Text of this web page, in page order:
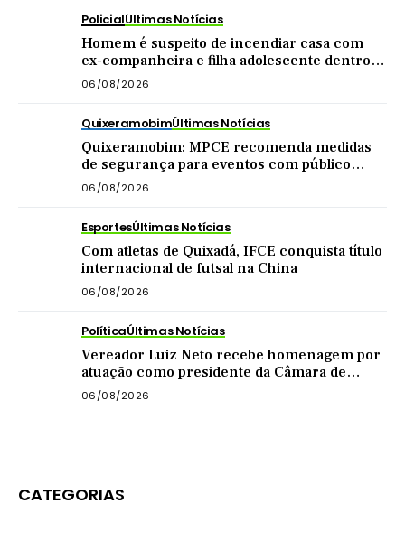
PolicialÚltimas Notícias
Homem é suspeito de incendiar casa com
ex-companheira e filha adolescente dentro
do imóvel
06/08/2026
QuixeramobimÚltimas Notícias
Quixeramobim: MPCE recomenda medidas
de segurança para eventos com público
acima de mil pessoas
06/08/2026
EsportesÚltimas Notícias
Com atletas de Quixadá, IFCE conquista título
internacional de futsal na China
06/08/2026
PolíticaÚltimas Notícias
Vereador Luiz Neto recebe homenagem por
atuação como presidente da Câmara de
Quixadá
06/08/2026
CATEGORIAS